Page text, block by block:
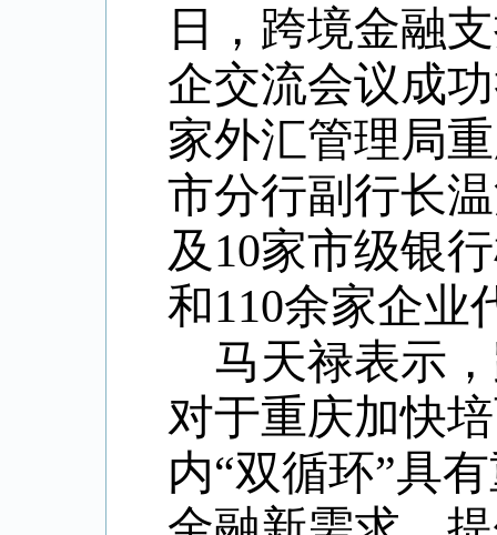
日，跨境金融
企交流会议成
家外汇管理局
市分行副行长
及 10家市级银
和110余家企业
马天禄表示
对于重庆加快
内“双循环”具